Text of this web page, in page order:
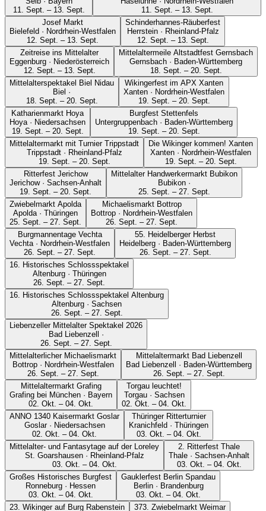
11. Sept. – 13. Sept.
11. Sept. – 13. Sept.
Josef Markt
Bielefeld · Nordrhein-Westfalen
12. Sept. – 13. Sept.
Schinderhannes-Räuberfest
Herrstein · Rheinland-Pfalz
12. Sept. – 13. Sept.
Zeitreise ins Mittelalter
Eggenburg · Niederösterreich
12. Sept. – 13. Sept.
Mittelaltermeile Altstadtfest Gernsbach
Gernsbach · Baden-Württemberg
18. Sept. – 20. Sept.
Mittelalterspektakel Biel Nidau
Biel ·
18. Sept. – 20. Sept.
Wikingerfest im APX Xanten
Xanten · Nordrhein-Westfalen
19. Sept. – 20. Sept.
Katharienmarkt Hoya
Hoya · Niedersachsen
19. Sept. – 20. Sept.
Burgfest Stettenfels
Untergruppenbach · Baden-Württemberg
19. Sept. – 20. Sept.
Mittelaltermarkt mit Turnier Trippstadt
Trippstadt · Rheinland-Pfalz
19. Sept. – 20. Sept.
Die Wikinger kommen! Xanten
Xanten · Nordrhein-Westfalen
19. Sept. – 20. Sept.
Ritterfest Jerichow
Jerichow · Sachsen-Anhalt
19. Sept. – 20. Sept.
Mittelalter Handwerkermarkt Bubikon
Bubikon ·
25. Sept. – 27. Sept.
Zwiebelmarkt Apolda
Apolda · Thüringen
25. Sept. – 27. Sept.
Michaelismarkt Bottrop
Bottrop · Nordrhein-Westfalen
26. Sept. – 27. Sept.
Burgmannentage Vechta
Vechta · Nordrhein-Westfalen
26. Sept. – 27. Sept.
55. Heidelberger Herbst
Heidelberg · Baden-Württemberg
26. Sept. – 27. Sept.
16. Historisches Schlossspektakel
Altenburg · Thüringen
26. Sept. – 27. Sept.
16. Historisches Schlossspektakel Altenburg
Altenburg · Sachsen
26. Sept. – 27. Sept.
Liebenzeller Mittelalter Spektakel 2026
Bad Liebenzell ·
26. Sept. – 27. Sept.
Mittelalterlicher Michaelismarkt
Bottrop · Nordrhein-Westfalen
26. Sept. – 27. Sept.
Mittelaltermarkt Bad Liebenzell
Bad Liebenzell · Baden-Württemberg
26. Sept. – 27. Sept.
Mittelaltermarkt Grafing
Grafing bei München · Bayern
02. Okt. – 04. Okt.
Torgau leuchtet!
Torgau · Sachsen
02. Okt. – 04. Okt.
ANNO 1340 Kaisermarkt Goslar
Goslar · Niedersachsen
02. Okt. – 04. Okt.
Thüringer Ritterturnier
Kranichfeld · Thüringen
03. Okt. – 04. Okt.
Mittelalter- und Fantasytage auf der Loreley
St. Goarshausen · Rheinland-Pfalz
03. Okt. – 04. Okt.
2. Ritterfest Thale
Thale · Sachsen-Anhalt
03. Okt. – 04. Okt.
Großes Historisches Burgfest
Ronneburg · Hessen
03. Okt. – 04. Okt.
Gauklerfest Berlin Spandau
Berlin · Brandenburg
03. Okt. – 04. Okt.
23. Wikinger auf Burg Rabenstein
373. Zwiebelmarkt Weimar